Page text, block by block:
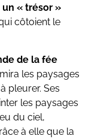
« trésor »
côtoient le
de la fée
les paysages
pleurer. Ses
les paysages
du ciel,
à elle que la